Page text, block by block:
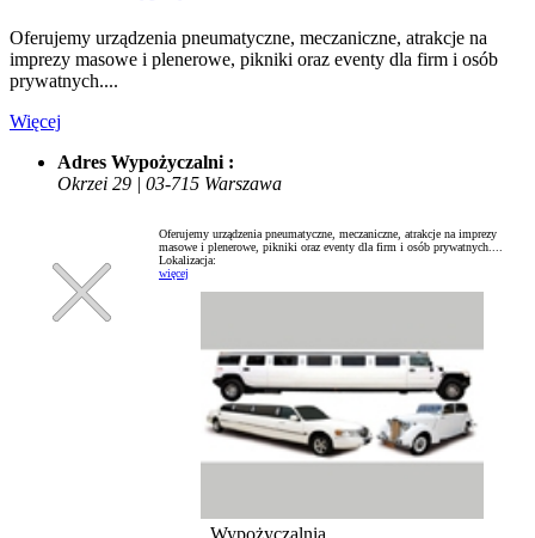
Oferujemy urządzenia pneumatyczne, meczaniczne, atrakcje na
imprezy masowe i plenerowe, pikniki oraz eventy dla firm i osób
prywatnych....
Więcej
Adres Wypożyczalni :
Okrzei 29 | 03-715 Warszawa
Oferujemy urządzenia pneumatyczne, meczaniczne, atrakcje na imprezy
masowe i plenerowe, pikniki oraz eventy dla firm i osób prywatnych....
Lokalizacja:
więcej
Wypożyczalnia